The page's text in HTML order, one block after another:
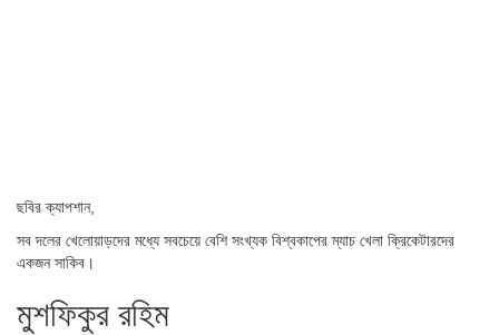
ছবির ক্যাপশান,
সব দলের খেলোয়াড়দের মধ্যে সবচেয়ে বেশি সংখ্যক বিশ্বকাপের ম্যাচ খেলা ক্রিকেটারদের
একজন সাকিব।
মুশফিকুর রহিম